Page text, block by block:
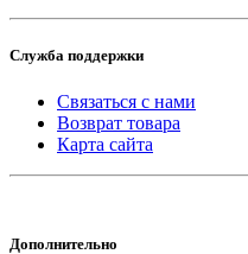
Служба поддержки
Связаться с нами
Возврат товара
Карта сайта
Дополнительно